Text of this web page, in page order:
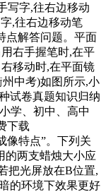
写字,往右边移动
,往右边移动笔
点解答问题。平面
右手握笔时,在平
移动时,在平面镜
州中考)如图所示,小
试卷真题知识归纳
学、初中、高中
下载
像特点”。下列关
的两支蜡烛大小应
把光屏放在B位置,
的环境下效果更好